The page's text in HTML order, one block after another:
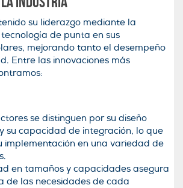
su liderazgo mediante la
de punta en sus
mejorando tanto el desempeño
Entre las innovaciones más
se distinguen por su diseño
su capacidad de integración, lo que
implementación en una variedad de
en tamaños y capacidades asegura
de las necesidades de cada